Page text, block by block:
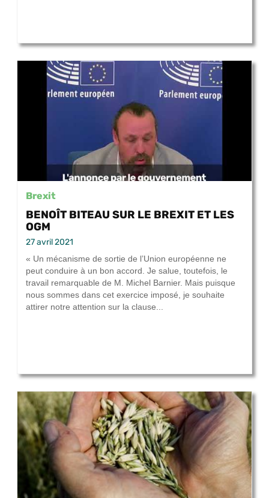
Brexit
BENOÎT BITEAU SUR LE BREXIT ET LES
OGM
27 avril 2021
« Un mécanisme de sortie de l’Union européenne ne
peut conduire à un bon accord. Je salue, toutefois, le
travail remarquable de M. Michel Barnier. Mais puisque
nous sommes dans cet exercice imposé, je souhaite
attirer notre attention sur la clause...